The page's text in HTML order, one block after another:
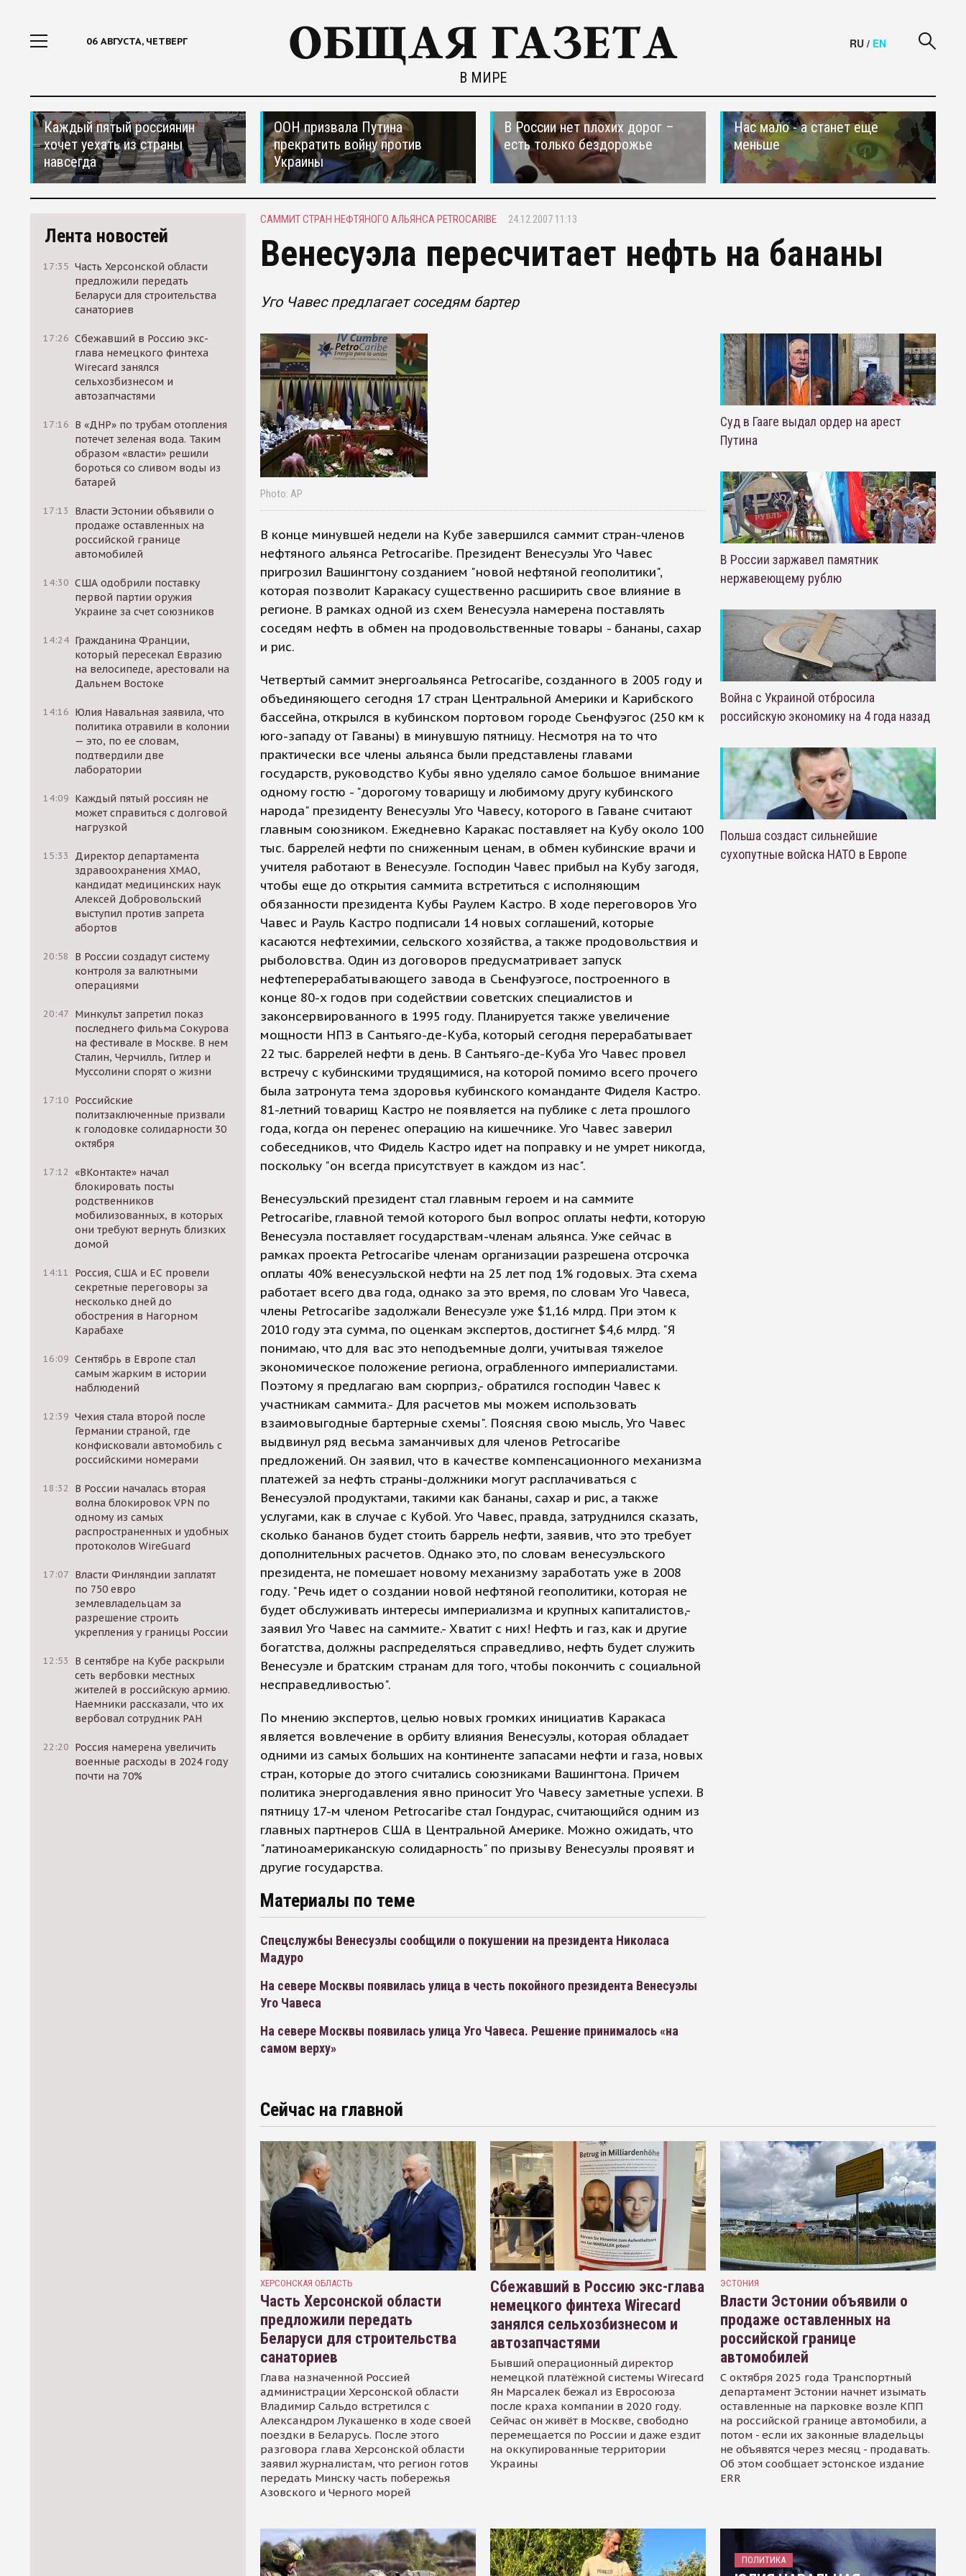
06 АВГУСТА, ЧЕТВЕРГ
В МИРЕ
RU / EN
Каждый пятый россиянин
хочет уехать из страны
навсегда
ООН призвала Путина
прекратить войну против
Украины
В России нет плохих дорог –
есть только бездорожье
Нас мало - а станет еще
меньше
Лента новостей
17:35 Часть Херсонской области
предложили передать
Беларуси для строительства
санаториев
17:26 Сбежавший в Россию экс-
глава немецкого финтеха
Wirecard занялся
сельхозбизнесом и
автозапчастями
17:16 В «ДНР» по трубам отопления
потечет зеленая вода. Таким
образом «власти» решили
бороться со сливом воды из
батарей
17:13
Власти Эстонии объявили о
продаже оставленных на
российской границе
автомобилей
14:30 США одобрили поставку
первой партии оружия
Украине за счет союзников
14:24 Гражданина Франции,
который пересекал Евразию
на велосипеде, арестовали на
Дальнем Востоке
14:16 Юлия Навальная заявила, что
политика отравили в колонии
— это, по ее словам,
подтвердили две
лаборатории
14:09 Каждый пятый россиян не
может справиться с долговой
нагрузкой
15:33
Директор департамента
здравоохранения ХМАО,
кандидат медицинских наук
Алексей Добровольский
выступил против запрета
абортов
20:58
В России создадут систему
контроля за валютными
операциями
20:47 Минкульт запретил показ
последнего фильма Сокурова
на фестивале в Москве. В нем
Сталин, Черчилль, Гитлер и
Муссолини спорят о жизни
17:10 Российские
политзаключенные призвали
к голодовке солидарности 30
октября
17:12 «ВКонтакте» начал
блокировать посты
родственников
мобилизованных, в которых
они требуют вернуть близких
домой
14:11
Россия, США и ЕС провели
секретные переговоры за
несколько дней до
обострения в Нагорном
Карабахе
16:09 Сентябрь в Европе стал
самым жарким в истории
наблюдений
12:39 Чехия стала второй после
Германии страной, где
конфисковали автомобиль с
российскими номерами
18:32
В России началась вторая
волна блокировок VPN по
одному из самых
распространенных и удобных
протоколов WireGuard
17:07 Власти Финляндии заплатят
по 750 евро
землевладельцам за
разрешение строить
укрепления у границы России
12:53
В сентябре на Кубе раскрыли
сеть вербовки местных
жителей в российскую армию.
Наемники рассказали, что их
вербовал сотрудник РАН
22:20 Россия намерена увеличить
военные расходы в 2024 году
почти на 70%
САММИТ СТРАН НЕФТЯНОГО АЛЬЯНСА PETROCARIBE 24.12.2007 11:13
Венесуэла пересчитает нефть на бананы
Уго Чавес предлагает соседям бартер
Photo: AP
В конце минувшей недели на Кубе завершился саммит стран-членов
нефтяного альянса Petrocaribe. Президент Венесуэлы Уго Чавес
пригрозил Вашингтону созданием "новой нефтяной геополитики",
которая позволит Каракасу существенно расширить свое влияние в
регионе. В рамках одной из схем Венесуэла намерена поставлять
соседям нефть в обмен на продовольственные товары - бананы, сахар
и рис.
Четвертый саммит энергоальянса Petrocaribe, созданного в 2005 году и
объединяющего сегодня 17 стран Центральной Америки и Карибского
бассейна, открылся в кубинском портовом городе Сьенфуэгос (250 км к
юго-западу от Гаваны) в минувшую пятницу. Несмотря на то что
практически все члены альянса были представлены главами
государств, руководство Кубы явно уделяло самое большое внимание
одному гостю - "дорогому товарищу и любимому другу кубинского
народа" президенту Венесуэлы Уго Чавесу, которого в Гаване считают
главным союзником. Ежедневно Каракас поставляет на Кубу около 100
тыс. баррелей нефти по сниженным ценам, в обмен кубинские врачи и
учителя работают в Венесуэле. Господин Чавес прибыл на Кубу загодя,
чтобы еще до открытия саммита встретиться с исполняющим
обязанности президента Кубы Раулем Кастро. В ходе переговоров Уго
Чавес и Рауль Кастро подписали 14 новых соглашений, которые
касаются нефтехимии, сельского хозяйства, а также продовольствия и
рыболовства. Один из договоров предусматривает запуск
нефтеперерабатывающего завода в Сьенфуэгосе, построенного в
конце 80-х годов при содействии советских специалистов и
законсервированного в 1995 году. Планируется также увеличение
мощности НПЗ в Сантьяго-де-Куба, который сегодня перерабатывает
22 тыс. баррелей нефти в день. В Сантьяго-де-Куба Уго Чавес провел
встречу с кубинскими трудящимися, на которой помимо всего прочего
была затронута тема здоровья кубинского команданте Фиделя Кастро.
81-летний товарищ Кастро не появляется на публике с лета прошлого
года, когда он перенес операцию на кишечнике. Уго Чавес заверил
собеседников, что Фидель Кастро идет на поправку и не умрет никогда,
поскольку "он всегда присутствует в каждом из нас".
Венесуэльский президент стал главным героем и на саммите
Petrocaribe, главной темой которого был вопрос оплаты нефти, которую
Венесуэла поставляет государствам-членам альянса. Уже сейчас в
рамках проекта Petrocaribe членам организации разрешена отсрочка
оплаты 40% венесуэльской нефти на 25 лет под 1% годовых. Эта схема
работает всего два года, однако за это время, по словам Уго Чавеса,
члены Petrocaribe задолжали Венесуэле уже $1,16 млрд. При этом к
2010 году эта сумма, по оценкам экспертов, достигнет $4,6 млрд. "Я
понимаю, что для вас это неподъемные долги, учитывая тяжелое
экономическое положение региона, ограбленного империалистами.
Поэтому я предлагаю вам сюрприз,- обратился господин Чавес к
участникам саммита.- Для расчетов мы можем использовать
взаимовыгодные бартерные схемы". Поясняя свою мысль, Уго Чавес
выдвинул ряд весьма заманчивых для членов Petrocaribe
предложений. Он заявил, что в качестве компенсационного механизма
платежей за нефть страны-должники могут расплачиваться с
Венесуэлой продуктами, такими как бананы, сахар и рис, а также
услугами, как в случае с Кубой. Уго Чавес, правда, затруднился сказать,
сколько бананов будет стоить баррель нефти, заявив, что это требует
дополнительных расчетов. Однако это, по словам венесуэльского
президента, не помешает новому механизму заработать уже в 2008
году. "Речь идет о создании новой нефтяной геополитики, которая не
будет обслуживать интересы империализма и крупных капиталистов,-
заявил Уго Чавес на саммите.- Хватит с них! Нефть и газ, как и другие
богатства, должны распределяться справедливо, нефть будет служить
Венесуэле и братским странам для того, чтобы покончить с социальной
несправедливостью".
По мнению экспертов, целью новых громких инициатив Каракаса
является вовлечение в орбиту влияния Венесуэлы, которая обладает
одними из самых больших на континенте запасами нефти и газа, новых
стран, которые до этого считались союзниками Вашингтона. Причем
политика энергодавления явно приносит Уго Чавесу заметные успехи. В
пятницу 17-м членом Petrocaribe стал Гондурас, считающийся одним из
главных партнеров США в Центральной Америке. Можно ожидать, что
"латиноамериканскую солидарность" по призыву Венесуэлы проявят и
другие государства.
Материалы по теме
Спецслужбы Венесуэлы сообщили о покушении на президента Николаса
Мадуро
На севере Москвы появилась улица в честь покойного президента Венесуэлы
Уго Чавеса
На севере Москвы появилась улица Уго Чавеса. Решение принималось «на
самом верху»
Суд в Гааге выдал ордер на арест
Путина
В России заржавел памятник
нержавеющему рублю
Война с Украиной отбросила
российскую экономику на 4 года назад
Польша создаст сильнейшие
сухопутные войска НАТО в Европе
Сейчас на главной
ХЕРСОНСКАЯ ОБЛАСТЬ
Часть Херсонской области
предложили передать
Беларуси для строительства
санаториев
Глава назначенной Россией
администрации Херсонской области
Владимир Сальдо встретился с
Александром Лукашенко в ходе своей
поездки в Беларусь. После этого
разговора глава Херсонской области
заявил журналистам, что регион готов
передать Минску часть побережья
Азовского и Черного морей
Сбежавший в Россию экс-глава
немецкого финтеха Wirecard
занялся сельхозбизнесом и
автозапчастями
Бывший операционный директор
немецкой платёжной системы Wirecard
Ян Марсалек бежал из Евросоюза
после краха компании в 2020 году.
Сейчас он живёт в Москве, свободно
перемещается по России и даже ездит
на оккупированные территории
Украины
ЭСТОНИЯ
Власти Эстонии объявили о
продаже оставленных на
российской границе
автомобилей
С октября 2025 года Транспортный
департамент Эстонии начнет изымать
оставленные на парковке возле КПП
на российской границе автомобили, а
потом - если их законные владельцы
не объявятся через месяц - продавать.
Об этом сообщает эстонское издание
ERR
ПОЛИТИКА